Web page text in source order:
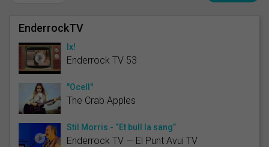
EnderrockTV
Ix!
Enderrock TV 53
"Ocell"
The Crab Apples
Stil Morris - “Et bull la sang”
Enderrock TV — El Punt Avui TV